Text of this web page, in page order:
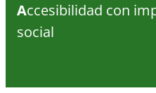
Accesibilidad con
social